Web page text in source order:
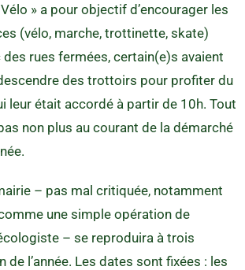
» a pour objectif d’encourager les
(vélo, marche, trottinette, skate)
rues fermées, certain(e)s avaient
des trottoirs pour profiter du
leur était accordé à partir de 10h. Tout
non plus au courant de la démarché
– pas mal critiquée, notamment
une simple opération de
– se reproduira à trois
de l’année. Les dates sont fixées : les